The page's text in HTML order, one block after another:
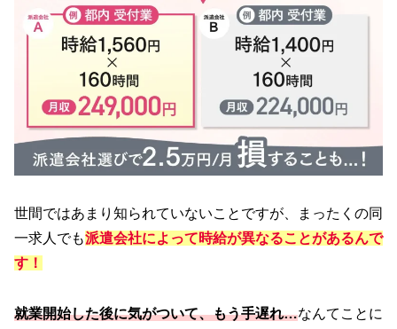
世間ではあまり知られていないことですが、まったくの同
一求人でも派遣会社によって時給が異なることがあるんで
す！
就業開始した後に気がついて、もう手遅れ…なんてことに